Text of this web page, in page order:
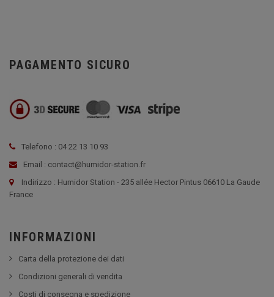
PAGAMENTO SICURO
Telefono : 04 22 13 10 93
Email : contact@humidor-station.fr
Indirizzo : Humidor Station - 235 allée Hector Pintus 06610 La Gaude
France
INFORMAZIONI
Carta della protezione dei dati
Condizioni generali di vendita
Costi di consegna e spedizione